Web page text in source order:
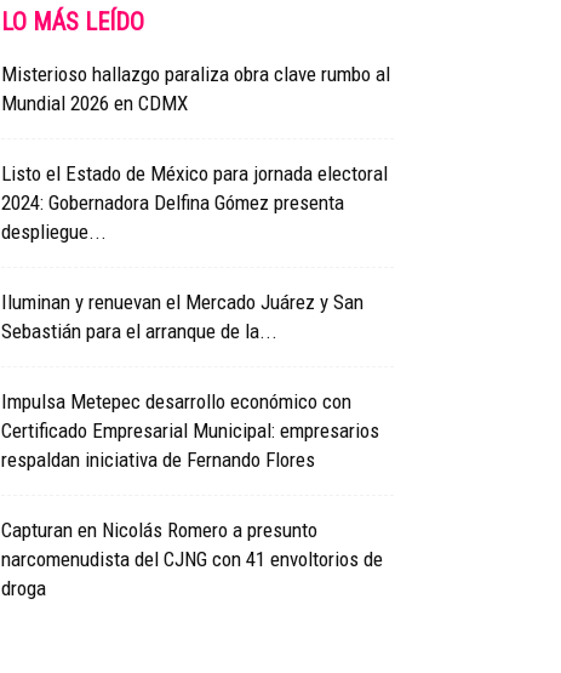
LO MÁS LEÍDO
Misterioso hallazgo paraliza obra clave rumbo al
Mundial 2026 en CDMX
Listo el Estado de México para jornada electoral
2024: Gobernadora Delfina Gómez presenta
despliegue...
Iluminan y renuevan el Mercado Juárez y San
Sebastián para el arranque de la...
Impulsa Metepec desarrollo económico con
Certificado Empresarial Municipal: empresarios
respaldan iniciativa de Fernando Flores
Capturan en Nicolás Romero a presunto
narcomenudista del CJNG con 41 envoltorios de
droga